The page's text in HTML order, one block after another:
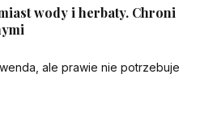
wody i herbaty. Chroni